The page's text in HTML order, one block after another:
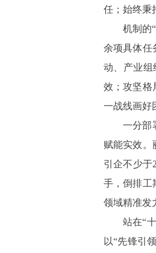
任；始终秉
机制的
余项具体任
动、产业组
效；攻坚格
一战线画好
一分部
赋能实效。
引企不少于
手，倒排工
领域精准发
站在“
以“先锋引